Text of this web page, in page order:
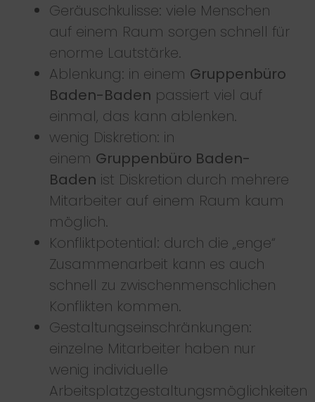
Geräuschkulisse: viele Menschen
auf einem Raum sorgen schnell für
enorme Lautstärke.
Ablenkung: in einem Gruppenbüro
Baden-Baden passiert viel auf
einmal, das kann ablenken.
wenig Diskretion: in
einem Gruppenbüro Baden-
Baden ist Diskretion durch mehrere
Mitarbeiter auf einem Raum kaum
möglich.
Konfliktpotential: durch die „enge“
Zusammenarbeit kann es auch
schnell zu zwischenmenschlichen
Konflikten kommen.
Gestaltungseinschränkungen:
einzelne Mitarbeiter haben nur
wenig individuelle
Arbeitsplatzgestaltungsmöglichkeiten